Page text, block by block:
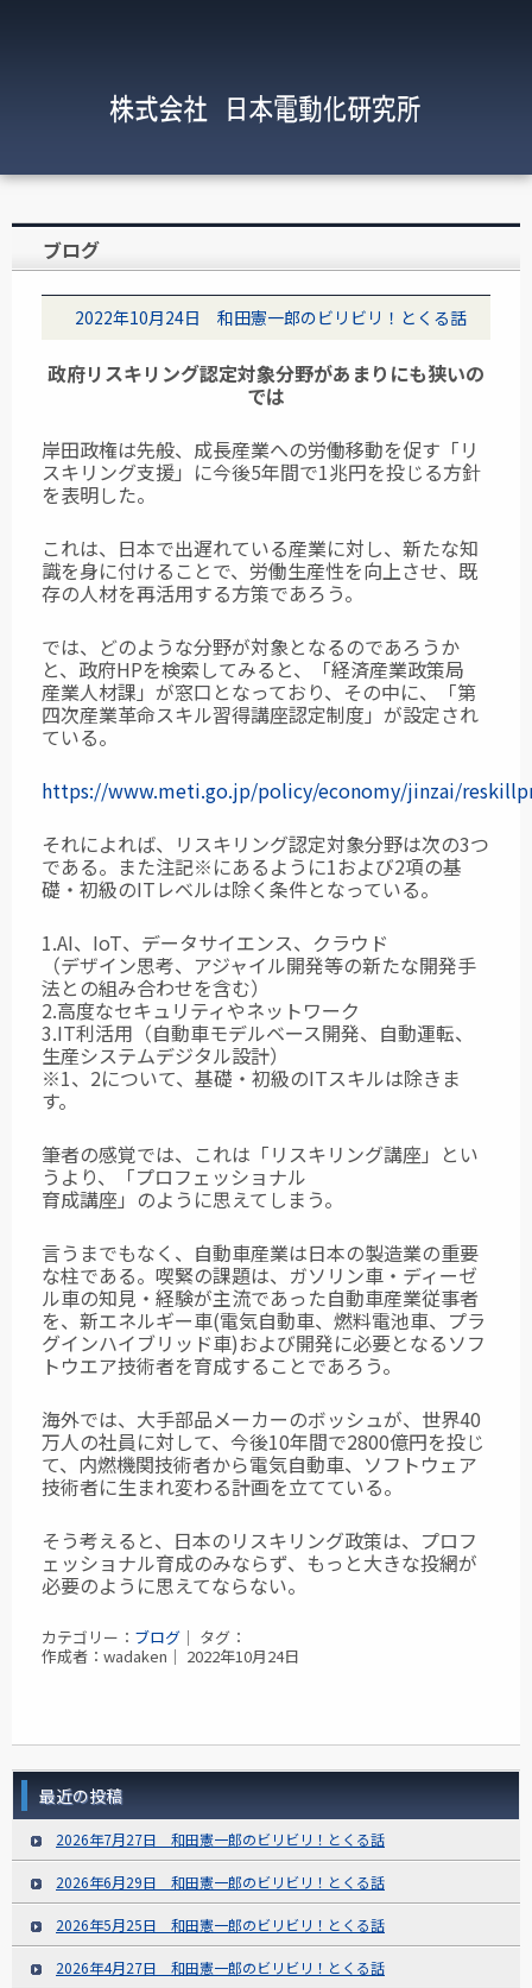
ブログ
2022年10月24日 和田憲一郎のビリビリ！とくる話
政府リスキリング認定対象分野があまりにも狭いの
では
岸田政権は先般、成長産業への労働移動を促す「リ
スキリング支援」に今後5年間で1兆円を投じる方針
を表明した。
これは、日本で出遅れている産業に対し、新たな知
識を身に付けることで、労働生産性を向上させ、既
存の人材を再活用する方策であろう。
では、どのような分野が対象となるのであろうか
と、政府HPを検索してみると、「経済産業政策局
産業人材課」が窓口となっており、その中に、「第
四次産業革命スキル習得講座認定制度」が設定され
ている。
https://www.meti.go.jp/policy/economy/jinzai/
それによれば、リスキリング認定対象分野は次の3つ
である。また注記※にあるように1および2項の基
礎・初級のITレベルは除く条件となっている。
1.AI、IoT、データサイエンス、クラウド
（デザイン思考、アジャイル開発等の新たな開発手
法との組み合わせを含む）
2.高度なセキュリティやネットワーク
3.IT利活用（自動車モデルベース開発、自動運転、
生産システムデジタル設計）
※1、2について、基礎・初級のITスキルは除きま
す。
筆者の感覚では、これは「リスキリング講座」とい
うより、「プロフェッショナル
育成講座」のように思えてしまう。
言うまでもなく、自動車産業は日本の製造業の重要
な柱である。喫緊の課題は、ガソリン車・ディーゼ
ル車の知見・経験が主流であった自動車産業従事者
を、新エネルギー車(電気自動車、燃料電池車、プラ
グインハイブリッド車)および開発に必要となるソフ
トウエア技術者を育成することであろう。
海外では、大手部品メーカーのボッシュが、世界40
万人の社員に対して、今後10年間で2800億円を投じ
て、内燃機関技術者から電気自動車、ソフトウェア
技術者に生まれ変わる計画を立てている。
そう考えると、日本のリスキリング政策は、プロフ
ェッショナル育成のみならず、もっと大きな投網が
必要のように思えてならない。
カテゴリー： ブログ ｜ タグ：
作成者：wadaken｜ 2022年10月24日
最近の投稿
2026年7月27日 和田憲一郎のビリビリ！とくる話
2026年6月29日 和田憲一郎のビリビリ！とくる話
2026年5月25日 和田憲一郎のビリビリ！とくる話
2026年4月27日 和田憲一郎のビリビリ！とくる話